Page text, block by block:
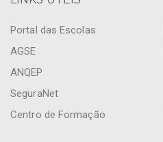
Portal das Escolas
AGSE
ANQEP
SeguraNet
Centro de Formação